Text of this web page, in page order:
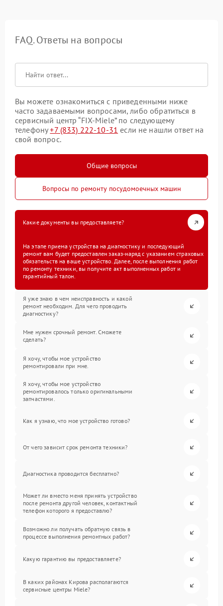
FAQ. Ответы на вопросы
Вы можете ознакомиться с приведенными ниже
часто задаваемыми вопросами, либо обратиться в
сервисный центр “FIX-Miele” по следующему
телефону+7 (833) 222-10-31 если не нашли ответ на
свой вопрос.
Общие вопросы
Вопросы по ремонту посудомоечных машин
Какие документы вы предоставляете?
На этапе приема устройства на диагностику и последующий
ремонт вам будет предоставлен заказ-наряд с указанием страховых
обязательств на ваше устройство. Далее, после выполнения работ
по ремонту техники, вы получите акт выполненных работ и
гарантийный талон.
Я уже знаю в чем неисправность и какой
ремонт необходим. Для чего проводить
диагностику?
Мне нужен срочный ремонт. Сможете
сделать?
Я хочу, чтобы мое устройство
ремонтировали при мне.
Я хочу, чтобы мое устройство
ремонтировалось только оригинальными
запчастями.
Как я узнаю, что мое устройство готово?
От чего зависит срок ремонта техники?
Диагностика проводится бесплатно?
Может ли вместо меня принять устройство
после ремонта другой человек, контактный
телефон которого я предоставлю?
Возможно ли получать обратную связь в
процессе выполнения ремонтных работ?
Какую гарантию вы предоставляете?
В каких районах Кирова располагаются
сервисные центры Miele?